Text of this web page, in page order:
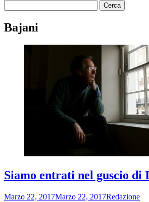
Bajani
Siamo entrati nel guscio di
Marzo 22, 2017Marzo 22, 2017Redazione